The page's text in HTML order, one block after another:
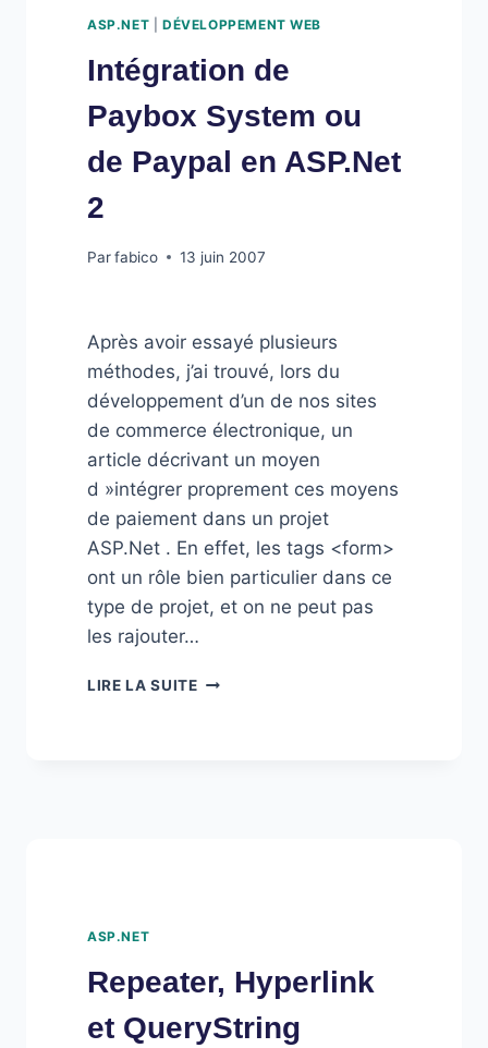
ASP.NET DÉVELOPPEMENT WEB
Intégration de
Paybox System ou
de Paypal en ASP.Net
2
Parfabico 13 juin 2007
Après avoir essayé plusieurs
méthodes, j’ai trouvé, lors du
développement d’un de nos sites
de commerce électronique, un
article décrivant un moyen
d »intégrer proprement ces moyens
de paiement dans un projet
ASP.Net . En effet, les tags <form>
ont un rôle bien particulier dans ce
type de projet, et on ne peut pas
les rajouter…
LIRE LA SUITEINTÉGRATION
ASP.NET
Repeater, Hyperlink
et QueryString